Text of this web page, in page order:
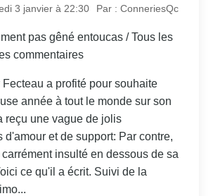
3 janvier à 22:30 Par : ConneriesQc
pas gêné entoucas / Tous les
commentaires
a profité pour souhaite
année à tout le monde sur son
reçu une vague de jolis
d'amour et de support: Par contre,
insulté en dessous de sa
ce qu'il a écrit. Suivi de la